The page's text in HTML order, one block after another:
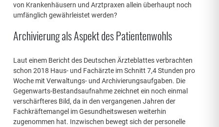
von Krankenhäusern und Arztpraxen allein überhaupt noch
umfänglich gewährleistet werden?
Archivierung als Aspekt des Patientenwohls
Laut einem Bericht des Deutschen Ärzteblattes verbrachten
schon 2018 Haus- und Fachärzte im Schnitt 7,4 Stunden pro
Woche mit Verwaltungs- und Archivierungsaufgaben. Die
Gegenwarts-Bestandsaufnahme zeichnet ein noch einmal
verschärfteres Bild, da in den vergangenen Jahren der
Fachkräftemangel im Gesundheitswesen weiterhin
zugenommen hat. Inzwischen bewegt sich der personelle